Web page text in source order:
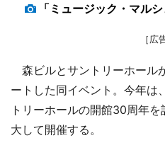
「ミュージック・マル
［広
森ビルとサントリーホール
ートした同イベント。今年は
トリーホールの開館30周年
大して開催する。